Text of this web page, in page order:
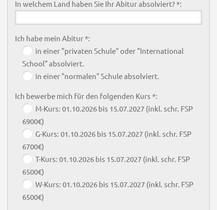
In welchem Land haben Sie Ihr Abitur absolviert? *:
Ich habe mein Abitur *:
in einer "privaten Schule" oder "International
School" absolviert.
in einer "normalen" Schule absolviert.
Ich bewerbe mich für den folgenden Kurs *:
M-Kurs: 01.10.2026 bis 15.07.2027 (inkl. schr. FSP
6900€)
G-Kurs: 01.10.2026 bis 15.07.2027 (inkl. schr. FSP
6700€)
T-Kurs: 01.10.2026 bis 15.07.2027 (inkl. schr. FSP
6500€)
W-Kurs: 01.10.2026 bis 15.07.2027 (inkl. schr. FSP
6500€)